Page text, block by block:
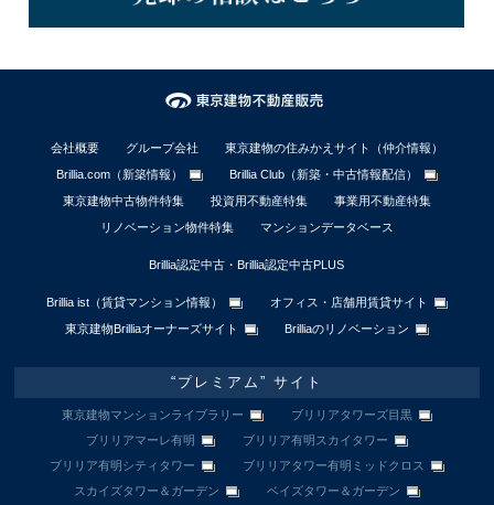
会社概要 グループ会社
東京建物の住みかえサイト（仲介情報）
Brillia.com（新築情報）
Brillia Club（新築・中古情報配信）
東京建物中古物件特集
投資用不動産特集
事業用不動産特集
リノベーション物件特集
マンションデータベース
Brillia認定中古・Brillia認定中古PLUS
Brillia ist（賃貸マンション情報）
オフィス・店舗用賃貸サイト
東京建物Brilliaオーナーズサイト
Brilliaのリノベーション
“プレミアム” サイト
東京建物マンションライブラリー
ブリリアタワーズ目黒
ブリリアマーレ有明
ブリリア有明スカイタワー
ブリリア有明シティタワー
ブリリアタワー有明ミッドクロス
スカイズタワー＆ガーデン
ベイズタワー＆ガーデン